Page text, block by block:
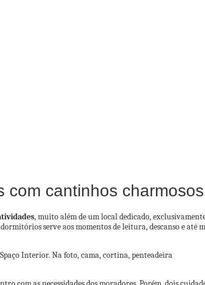
com cantinhos charmosos
, muito além de um local dedicado,
serve aos momentos de leitura, descanso e até